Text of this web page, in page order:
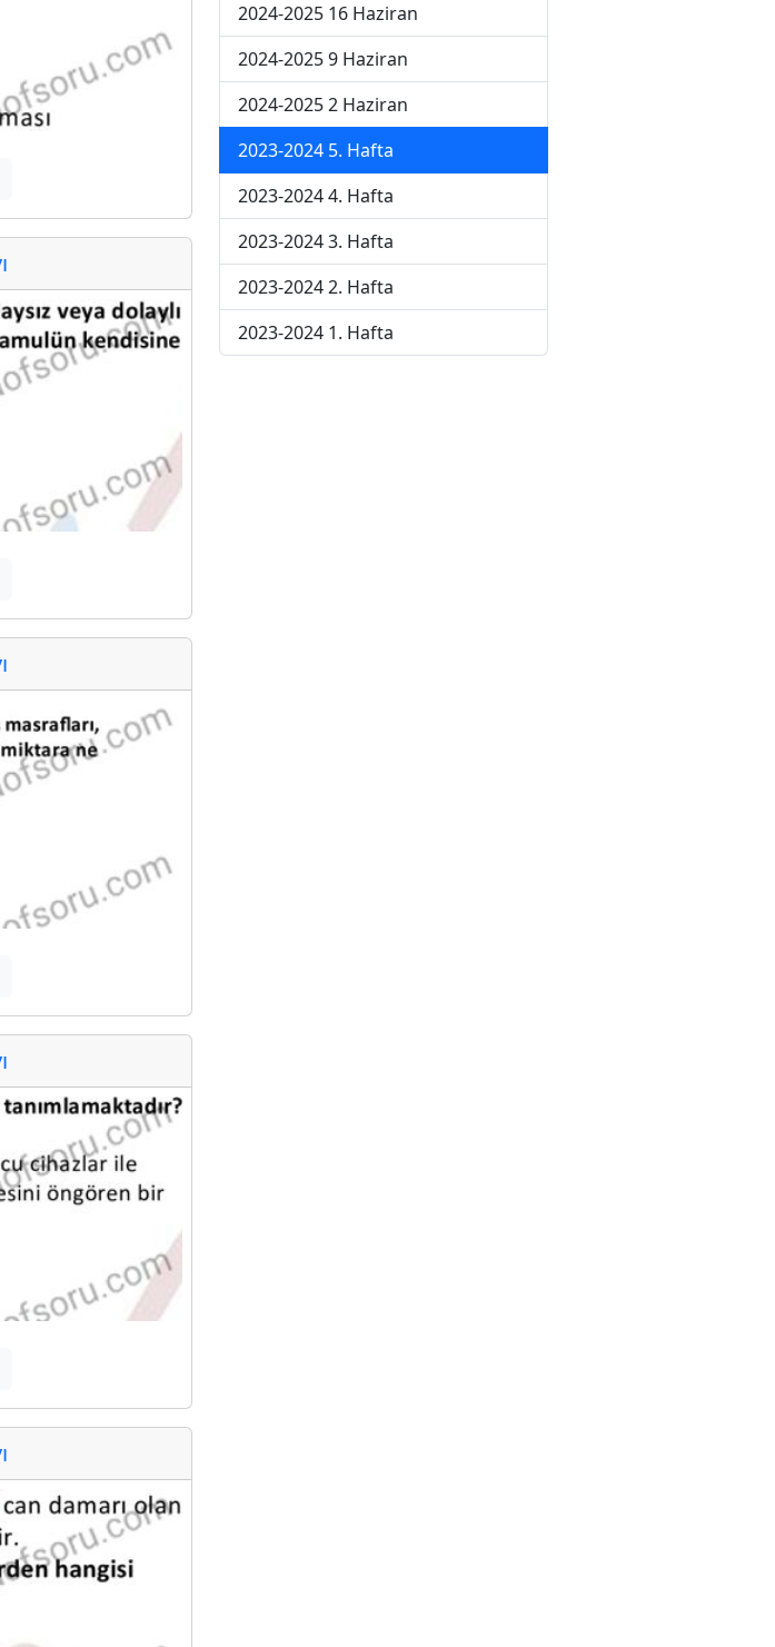
2024-2025 16 Haziran
2024-2025 9 Haziran
2024-2025 2 Haziran
2023-2024 5. Hafta
2023-2024 4. Hafta
2023-2024 3. Hafta
2023-2024 2. Hafta
2023-2024 1. Hafta